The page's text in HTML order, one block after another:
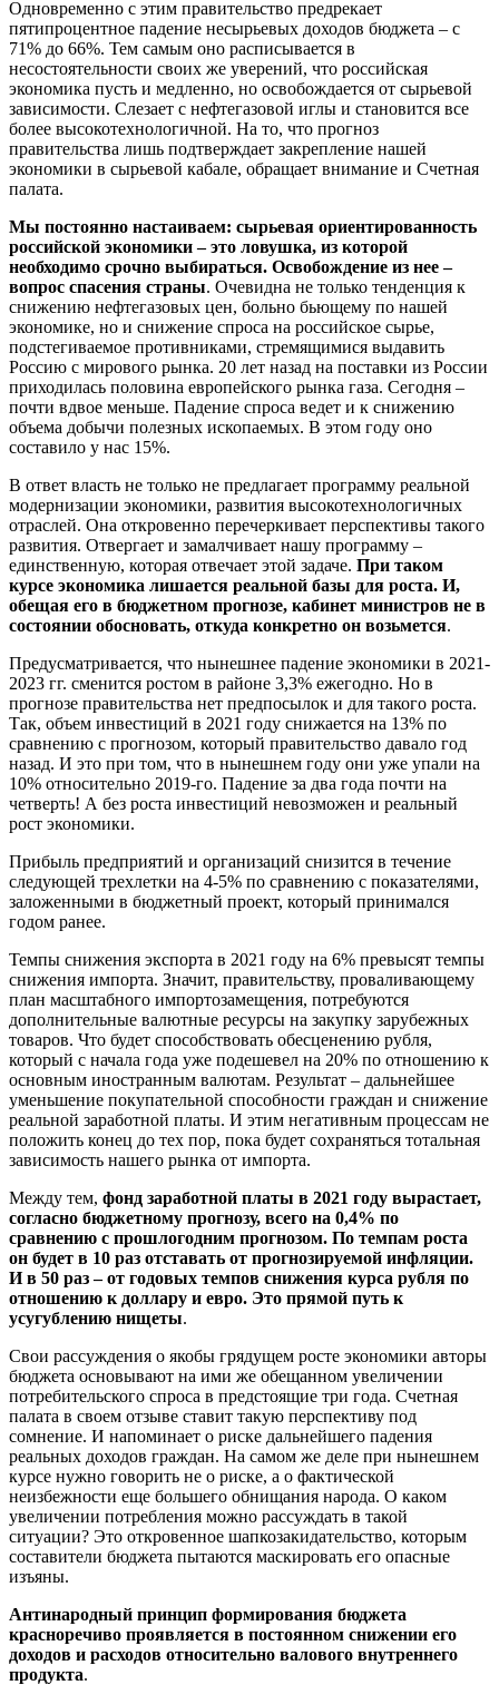
Одновременно с этим правительство предрекает
пятипроцентное падение несырьевых доходов бюджета – с
71% до 66%. Тем самым оно расписывается в
несостоятельности своих же уверений, что российская
экономика пусть и медленно, но освобождается от сырьевой
зависимости. Слезает с нефтегазовой иглы и становится все
более высокотехнологичной. На то, что прогноз
правительства лишь подтверждает закрепление нашей
экономики в сырьевой кабале, обращает внимание и Счетная
палата.
Мы постоянно настаиваем: сырьевая ориентированность
российской экономики – это ловушка, из которой
необходимо срочно выбираться. Освобождение из нее –
вопрос спасения страны. Очевидна не только тенденция к
снижению нефтегазовых цен, больно бьющему по нашей
экономике, но и снижение спроса на российское сырье,
подстегиваемое противниками, стремящимися выдавить
Россию с мирового рынка. 20 лет назад на поставки из России
приходилась половина европейского рынка газа. Сегодня –
почти вдвое меньше. Падение спроса ведет и к снижению
объема добычи полезных ископаемых. В этом году оно
составило у нас 15%.
В ответ власть не только не предлагает программу реальной
модернизации экономики, развития высокотехнологичных
отраслей. Она откровенно перечеркивает перспективы такого
развития. Отвергает и замалчивает нашу программу –
единственную, которая отвечает этой задаче. При таком
курсе экономика лишается реальной базы для роста. И,
обещая его в бюджетном прогнозе, кабинет министров не в
состоянии обосновать, откуда конкретно он возьмется.
Предусматривается, что нынешнее падение экономики в 2021-
2023 гг. сменится ростом в районе 3,3% ежегодно. Но в
прогнозе правительства нет предпосылок и для такого роста.
Так, объем инвестиций в 2021 году снижается на 13% по
сравнению с прогнозом, который правительство давало год
назад. И это при том, что в нынешнем году они уже упали на
10% относительно 2019-го. Падение за два года почти на
четверть! А без роста инвестиций невозможен и реальный
рост экономики.
Прибыль предприятий и организаций снизится в течение
следующей трехлетки на 4-5% по сравнению с показателями,
заложенными в бюджетный проект, который принимался
годом ранее.
Темпы снижения экспорта в 2021 году на 6% превысят темпы
снижения импорта. Значит, правительству, проваливающему
план масштабного импортозамещения, потребуются
дополнительные валютные ресурсы на закупку зарубежных
товаров. Что будет способствовать обесценению рубля,
который с начала года уже подешевел на 20% по отношению к
основным иностранным валютам. Результат – дальнейшее
уменьшение покупательной способности граждан и снижение
реальной заработной платы. И этим негативным процессам не
положить конец до тех пор, пока будет сохраняться тотальная
зависимость нашего рынка от импорта.
Между тем, фонд заработной платы в 2021 году вырастает,
согласно бюджетному прогнозу, всего на 0,4% по
сравнению с прошлогодним прогнозом. По темпам роста
он будет в 10 раз отставать от прогнозируемой инфляции.
И в 50 раз – от годовых темпов снижения курса рубля по
отношению к доллару и евро. Это прямой путь к
усугублению нищеты.
Свои рассуждения о якобы грядущем росте экономики авторы
бюджета основывают на ими же обещанном увеличении
потребительского спроса в предстоящие три года. Счетная
палата в своем отзыве ставит такую перспективу под
сомнение. И напоминает о риске дальнейшего падения
реальных доходов граждан. На самом же деле при нынешнем
курсе нужно говорить не о риске, а о фактической
неизбежности еще большего обнищания народа. О каком
увеличении потребления можно рассуждать в такой
ситуации? Это откровенное шапкозакидательство, которым
составители бюджета пытаются маскировать его опасные
изъяны.
Антинародный принцип формирования бюджета
красноречиво проявляется в постоянном снижении его
доходов и расходов относительно валового внутреннего
продукта.